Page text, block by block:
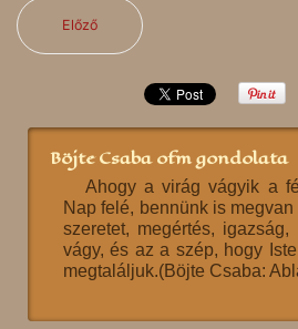
Előző
Böjte Csaba ofm gondolata
Ahogy a virág vágyik a
Nap felé, bennünk is
szeretet, megértés, igazság,
vágy, és az a szép, hogy
megtaláljuk.(Böjte Csaba: